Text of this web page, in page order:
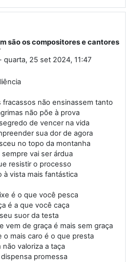
post
são os compositores e cantores
quarta, 25 set 2024, 11:47
fracassos não ensinassem tanto
não põe à prova
de vencer na vida
sua dor de agora
no topo da montanha
sempre vai ser árdua
resistir o processo
à vista mais fantástica
é o que você pesca
é a que você caça
suor da testa
vem de graça é mais sem graça
o mais caro é o que presta
não valoriza a taça
promessa